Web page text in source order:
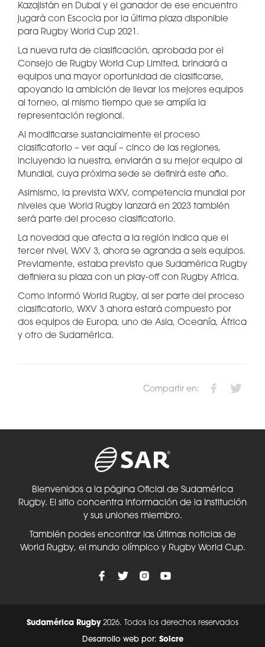
Kazajistán en Dubai y el ganador de ese encuentro
jugará con Escocia por la última plaza disponible
para Rugby World Cup 2021.
La nueva ruta de clasificación, aprobada por el
Consejo de Rugby World Cup Limited, brindará a
equipos una mayor oportunidad de clasificarse,
apoyando la ambición de llevar los mejores equipos
al torneo, al mismo tiempo que se amplía la
representación regional.
Al modificarse sustancialmente el proceso
clasificatorio – ver aquí – cinco de las regiones,
incluyendo la nuestra, enviarán a su mejor equipo al
Mundial, cuya próxima sede se definirá este año.
Asimismo, la prevista WXV, competencia mundial por
niveles que World Rugby lanzará en 2023 también
será parte del proceso clasificatorio.
La novedad que afecta a la región indica que el
tercer nivel, WXV 3, ahora se agranda a seis equipos.
Previamente, estaba previsto que Sudamérica Rugby
definiera su plaza con un play-off con Rugby Africa.
Como informó World Rugby, al ser parte del proceso
clasificatorio, WXV 3 ahora estará compuesto por
dos equipos de Europa, uno de Asia, Oceanía, África
y otro de Sudamérica.
Compartir en:
Bienvenidos a la página Oficial de Sudamérica
Rugby. El sitio concentra información de la Institución
y sus uniones miembro.
También podes encontrar las últimas noticias de
World Rugby, el mundo olímpico y Rugby World Cup.
Sudamérica Rugby2026. Todos los derechos reservados
Desarrollo web por: Solcre